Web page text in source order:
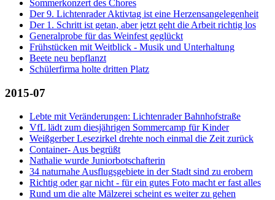
Sommerkonzert des Chores
Der 9. Lichtenrader Aktivtag ist eine Herzensangelegenheit
Der 1. Schritt ist getan, aber jetzt geht die Arbeit richtig los
Generalprobe für das Weinfest geglückt
Frühstücken mit Weitblick - Musik und Unterhaltung
Beete neu bepflanzt
Schülerfirma holte dritten Platz
2015-07
Lebte mit Veränderungen: Lichtenrader Bahnhofstraße
VfL lädt zum diesjährigen Sommercamp für Kinder
Weißgerber Lesezirkel drehte noch einmal die Zeit zurück
Container- Aus begrüßt
Nathalie wurde Juniorbotschafterin
34 naturnahe Ausflugsgebiete in der Stadt sind zu erobern
Richtig oder gar nicht - für ein gutes Foto macht er fast alles
Rund um die alte Mälzerei scheint es weiter zu gehen